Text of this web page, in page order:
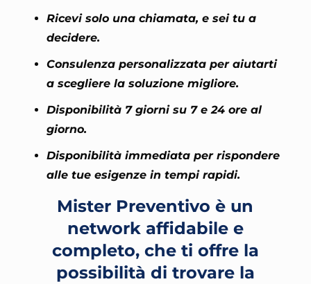
Ricevi solo una chiamata, e sei tu a
decidere.
Consulenza personalizzata per aiutarti
a scegliere la soluzione migliore.
Disponibilità 7 giorni su 7 e 24 ore al
giorno.
Disponibilità immediata per rispondere
alle tue esigenze in tempi rapidi.
Mister Preventivo è un
network affidabile e
completo, che ti offre la
possibilità di trovare la